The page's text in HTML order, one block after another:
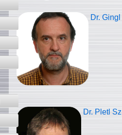
Dr.
Dr. Pletl